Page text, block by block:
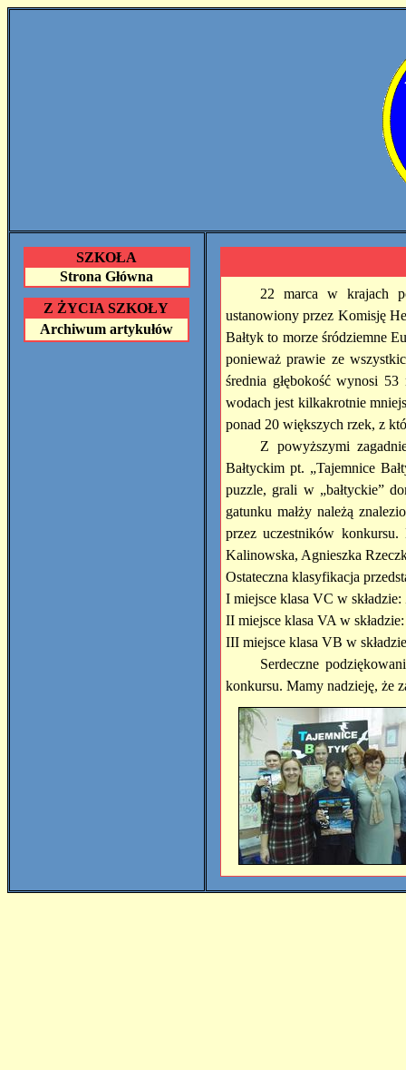
SZKOŁA
Strona Główna
Z ŻYCIA SZKOŁY
Archiwum artykułów
22 marca w krajach
ustanowiony przez Komisję
Bałtykto morze śródziemne
ponieważ prawie ze
średnia głębokość wynosi
wodach jest kilkakrotnie
ponad 20 większych rzek, z
Z powyższymi
Bałtyckim pt. „Tajemnice
puzzle, grali w „bałtyckie”
gatunku małży należą
przez uczestników
Kalinowska, Agnieszka
Ostateczna klasyfikacja
I miejsce klasa VC w
II miejsce klasa VA w
III miejsce klasa VB w
Serdeczne
konkursu. Mamy nadzieję, że